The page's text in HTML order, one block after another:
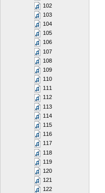
102
103
104
105
106
107
108
109
110
111
112
113
114
115
116
117
118
119
120
121
122